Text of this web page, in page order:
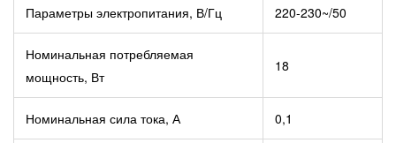
Параметры электропитания, В/Гц 220-230~/50
Номинальная потребляемая
мощность, Вт
18
Номинальная сила тока, А 0,1